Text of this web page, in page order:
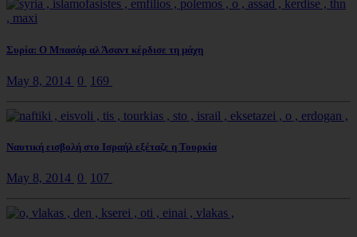
Συρία: Ο Μπασάρ αλ Άσαντ κέρδισε τη μάχη
May 8, 2014 0 169
Ναυτική εισβολή στο Ισραήλ εξέταζε η Τουρκία
May 8, 2014 0 107